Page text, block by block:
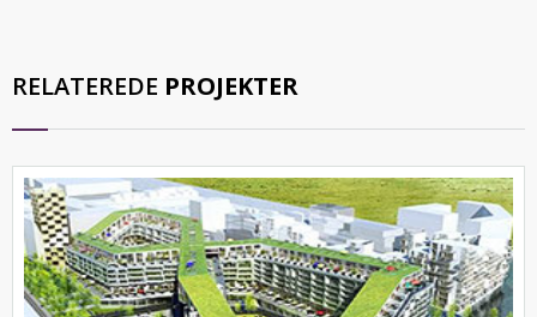
RELATEREDE PROJEKTER